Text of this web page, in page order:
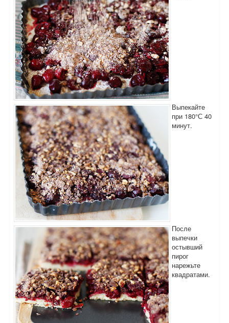
Выпекайте
при 180°С 40
минут.
После
выпечки
остывший
пирог
нарежьте
квадратами.